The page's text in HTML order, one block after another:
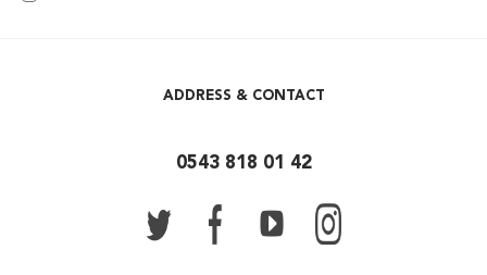
ADDRESS & CONTACT
0543 818 01 42